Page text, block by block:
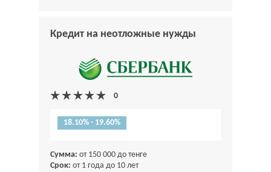
Кредит на неотложные нужды
18.10% - 19.60%
Сумма: от 150 000 до тенге
Срок: от 1 года до 10 лет